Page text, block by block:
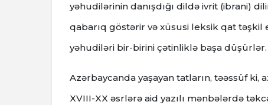
yəhudilərinin danışdığı dildə ivrit (ibrani)
qabarıq göstərir və xüsusi leksik qat təşkil
yəhudiləri bir-birini çətinliklə başa düşürlər.
Azərbaycanda yaşayan tatların, təəssüf
XVIII-XX əsrlərə aid yazılı mənbələrdə